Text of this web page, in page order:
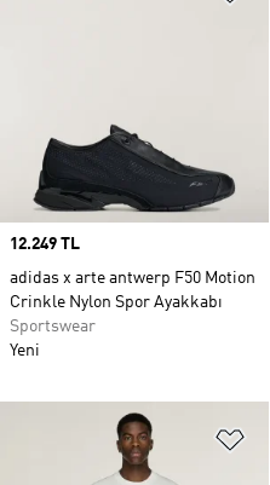
Price
12.249 TL
adidas x arte antwerp F50 Motion
Crinkle Nylon Spor Ayakkabı
Sportswear
Yeni